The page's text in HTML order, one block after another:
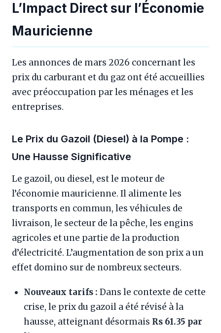
L’Impact Direct sur l’Économie
Mauricienne
Les annonces de mars 2026 concernant les
prix du carburant et du gaz ont été accueillies
avec préoccupation par les ménages et les
entreprises.
Le Prix du Gazoil (Diesel) à la Pompe :
Une Hausse Significative
Le gazoil, ou diesel, est le moteur de
l’économie mauricienne. Il alimente les
transports en commun, les véhicules de
livraison, le secteur de la pêche, les engins
agricoles et une partie de la production
d’électricité. L’augmentation de son prix a un
effet domino sur de nombreux secteurs.
Nouveaux tarifs : Dans le contexte de cette
crise, le prix du gazoil a été révisé à la
hausse, atteignant désormais Rs 61.35 par